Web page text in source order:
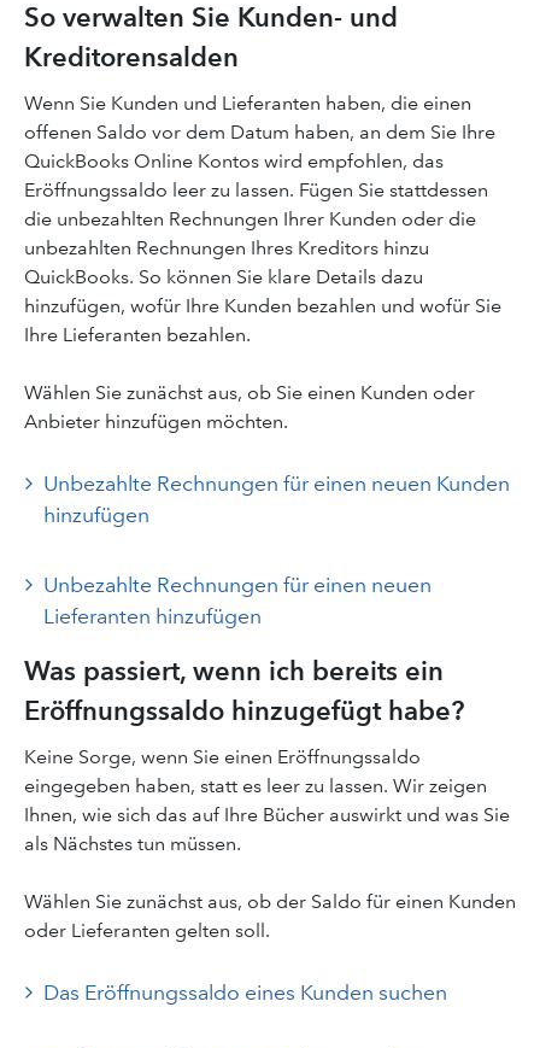
So verwalten Sie Kunden- und
Kreditorensalden
Wenn Sie Kunden und Lieferanten haben, die einen
offenen Saldo vor dem Datum haben, an dem Sie Ihre
QuickBooks Online Kontos wird empfohlen, das
Eröffnungssaldo leer zu lassen. Fügen Sie stattdessen
die unbezahlten Rechnungen Ihrer Kunden oder die
unbezahlten Rechnungen Ihres Kreditors hinzu
QuickBooks. So können Sie klare Details dazu
hinzufügen, wofür Ihre Kunden bezahlen und wofür Sie
Ihre Lieferanten bezahlen.
Wählen Sie zunächst aus, ob Sie einen Kunden oder
Anbieter hinzufügen möchten.
Unbezahlte Rechnungen für einen neuen Kunden
hinzufügen
Unbezahlte Rechnungen für einen neuen
Lieferanten hinzufügen
Was passiert, wenn ich bereits ein
Eröffnungssaldo hinzugefügt habe?
Keine Sorge, wenn Sie einen Eröffnungssaldo
eingegeben haben, statt es leer zu lassen. Wir zeigen
Ihnen, wie sich das auf Ihre Bücher auswirkt und was Sie
als Nächstes tun müssen.
Wählen Sie zunächst aus, ob der Saldo für einen Kunden
oder Lieferanten gelten soll.
Das Eröffnungssaldo eines Kunden suchen